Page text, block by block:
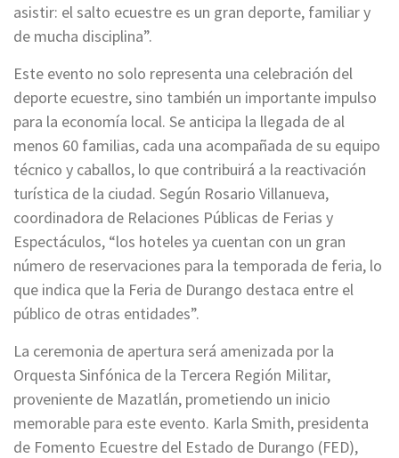
asistir: el salto ecuestre es un gran deporte, familiar y
de mucha disciplina”.
Este evento no solo representa una celebración del
deporte ecuestre, sino también un importante impulso
para la economía local. Se anticipa la llegada de al
menos 60 familias, cada una acompañada de su equipo
técnico y caballos, lo que contribuirá a la reactivación
turística de la ciudad. Según Rosario Villanueva,
coordinadora de Relaciones Públicas de Ferias y
Espectáculos, “los hoteles ya cuentan con un gran
número de reservaciones para la temporada de feria, lo
que indica que la Feria de Durango destaca entre el
público de otras entidades”.
La ceremonia de apertura será amenizada por la
Orquesta Sinfónica de la Tercera Región Militar,
proveniente de Mazatlán, prometiendo un inicio
memorable para este evento. Karla Smith, presidenta
de Fomento Ecuestre del Estado de Durango (FED),